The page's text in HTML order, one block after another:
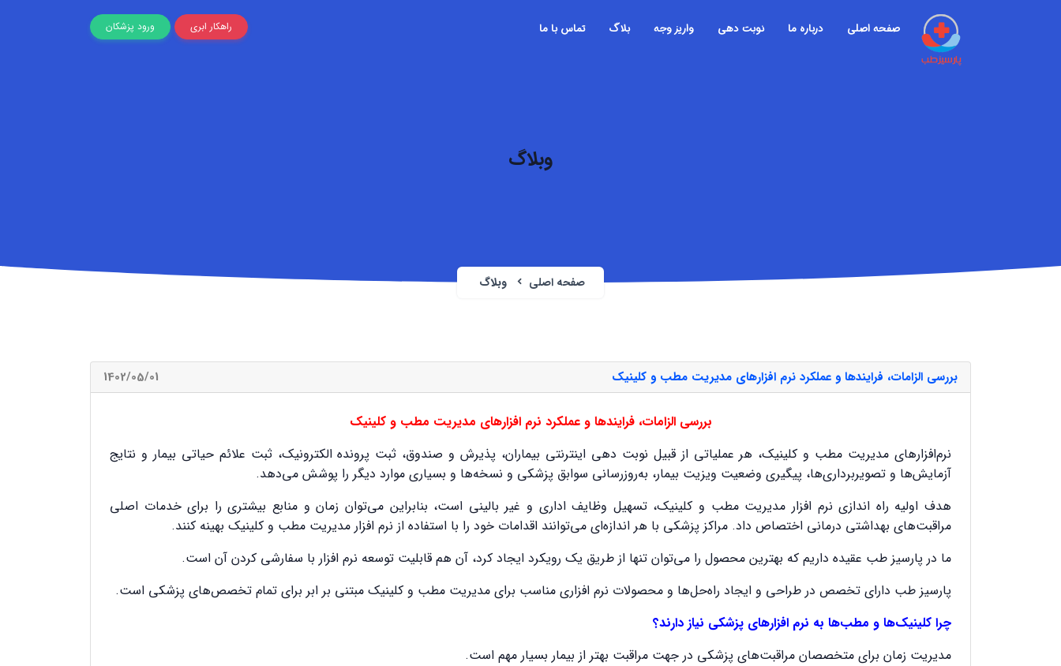
راهکار ابری ورود پزشکان صفحه اصلی درباره ما نوبت دهی واریز وجه بلاگ تماس با ما
وبلاگ
صفحه اصلی وبلاگ
بررسی الزامات، فرایندها و عملکرد نرم افزارهای مدیریت مطب و کلینیک 1402/05/01
بررسی الزامات، فرایندها و عملکرد نرم افزارهای مدیریت مطب و کلینیک
نرم‌افزارهای مدیریت مطب و کلینیک، هر عملیاتی از قبیل نوبت دهی اینترنتی بیماران، پذیرش و صندوق، ثبت پرونده الکترونیک، ثبت علائم حیاتی بیمار و نتایج
آزمایش‌ها و تصویربرداری‌ها، پیگیری وضعیت ویزیت بیمار، به‌روزرسانی سوابق پزشکی و نسخه‌ها و بسیاری موارد دیگر را پوشش می‌دهد.
هدف اولیه راه اندازی نرم افزار مدیریت مطب و کلینیک، تسهیل وظایف اداری و غیر بالینی است، بنابراین می‌توان زمان و منابع بیشتری را برای خدمات اصلی
مراقبت‌های بهداشتی درمانی اختصاص داد. مراکز پزشکی با هر اندازه‌ای می‌توانند اقدامات خود را با استفاده از نرم افزار مدیریت مطب و کلینیک بهینه کنند.
ما در پارسیز طب عقیده داریم که بهترین محصول را می‌توان تنها از طریق یک رویکرد ایجاد کرد، آن هم قابلیت توسعه نرم افزار با سفارشی کردن آن است.
پارسیز طب دارای تخصص در طراحی و ایجاد راه‌حل‌ها و محصولات نرم افزاری مناسب برای مدیریت مطب و کلینیک مبتنی بر ابر برای تمام تخصص‌های پزشکی است.
چرا کلینیک‌ها و مطب‌ها به نرم افزارهای پزشکی نیاز دارند؟
مدیریت زمان برای متخصصان مراقبت‌های پزشکی در جهت مراقبت بهتر از بیمار بسیار مهم است.